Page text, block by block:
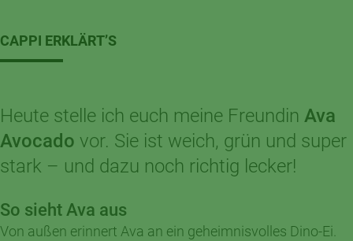
CAPPI ERKLÄRT’S
Heute stelle ich euch meine Freundin Ava
Avocado vor. Sie ist weich, grün und super
stark – und dazu noch richtig lecker!
So sieht Ava aus
Von außen erinnert Ava an ein geheimnisvolles Dino-Ei.